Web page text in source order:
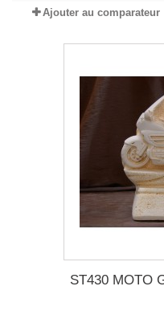
Ajouter au comparateur
ST430 MOTO